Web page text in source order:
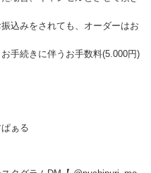
込みをされても、オーダーはお
手続きに伴うお手数料(5.000円)
ぁる